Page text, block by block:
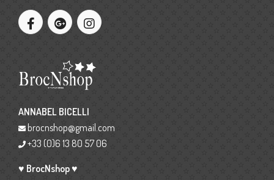
ANNABEL BICELLI
brocnshop@gmail.com
+33 (0)6 13 80 57 06
♥ BrocNshop ♥